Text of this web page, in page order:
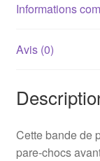
Informations
Avis (0)
Cette bande de
pare-chocs